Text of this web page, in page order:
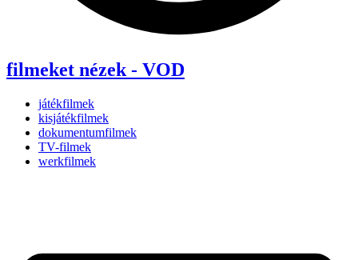
filmeket nézek - VOD
játékfilmek
kisjátékfilmek
dokumentumfilmek
TV-filmek
werkfilmek